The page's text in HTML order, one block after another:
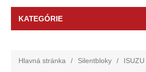
KATEGÓRIE
Hlavná stránka / Silentbloky / ISUZU